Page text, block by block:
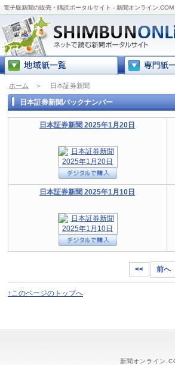
電子版新聞の販売・購読ポータルサイト - 新聞オンライン.COM
ホーム ＞ 日本証券新聞
日本証券新聞バックナンバー
日本証券新聞 2025年1月20日
日本証券新聞 2025年1月10日
<< 前へ
↑このページのトップへ
新聞オンライン